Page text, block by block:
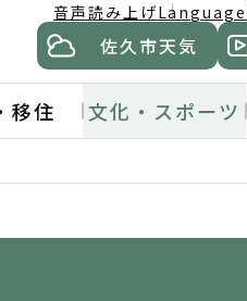
音声読み上げLanguage
佐久市天気
移住 文化・スポーツ